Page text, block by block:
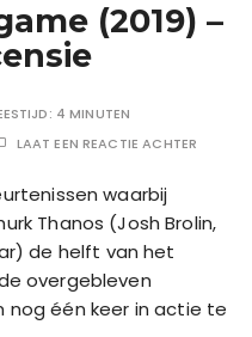
(2019) –
4 MINUTEN
LAAT EEN REACTIE ACHTER
waarbij
Thanos (Josh Brolin,
de helft van het
overgebleven
nog één keer in actie te